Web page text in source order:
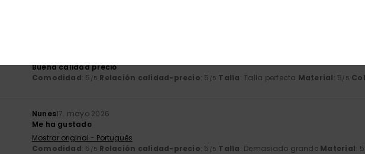
Buena calidad precio
Comodidad: 5 /5 Relación calidad-precio: 5 /5 Talla: Talla perfecta Material: 5 /5
Nunes17. mayo 2026
Me ha gustado
Mostrar original - Português
Comodidad: 5 /5 Relación calidad-precio: 5 /5 Talla: Demasiado grande Material: 5